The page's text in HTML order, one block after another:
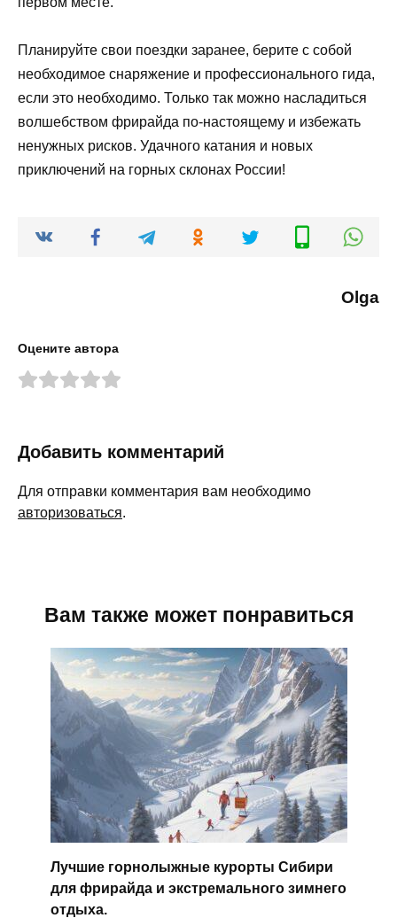
Планируйте свои поездки заранее, берите с собой
необходимое снаряжение и профессионального гида,
если это необходимо. Только так можно насладиться
волшебством фрирайда по-настоящему и избежать
ненужных рисков. Удачного катания и новых
приключений на горных склонах России!
Olga
Оцените автора
Добавить комментарий
Для отправки комментария вам необходимо
авторизоваться.
Вам также может понравиться
Лучшие горнолыжные курорты Сибири
для фрирайда и экстремального зимнего
отдыха.